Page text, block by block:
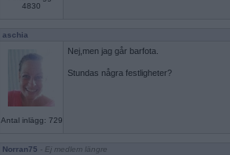
4830
aschia
Antal inlägg: 729
Nej,men jag går barfota.
Stundas några festligheter?
Norran75 - Ej medlem längre